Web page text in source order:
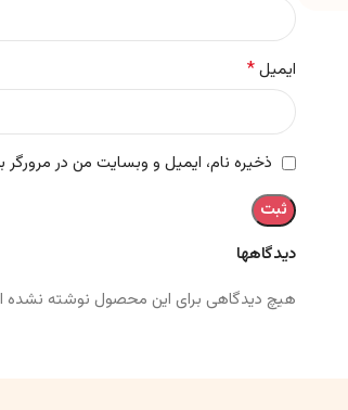
دیدگاهها
هیچ دیدگاهی برای این محصول نوشته
ایمیل*
ذخیره نام، ایمیل و وبسایت من در